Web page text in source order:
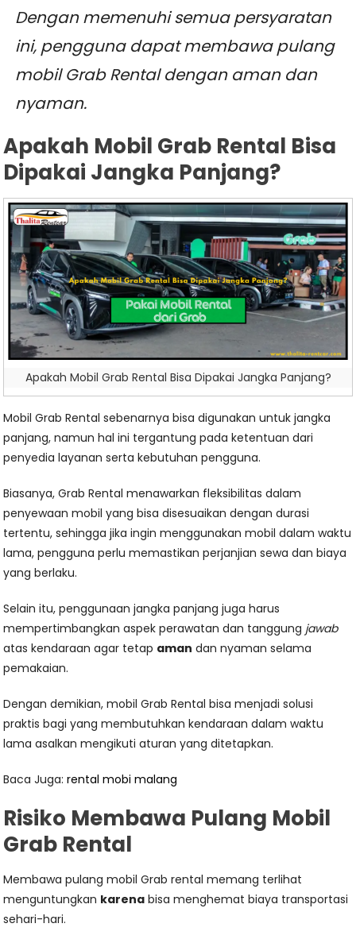
Dengan memenuhi semua persyaratan
ini, pengguna dapat membawa pulang
mobil Grab Rental dengan aman dan
nyaman.
Apakah Mobil Grab Rental Bisa
Dipakai Jangka Panjang?
Apakah Mobil Grab Rental Bisa Dipakai Jangka Panjang?
Mobil Grab Rental sebenarnya bisa digunakan untuk jangka
panjang, namun hal ini tergantung pada ketentuan dari
penyedia layanan serta kebutuhan pengguna.
Biasanya, Grab Rental menawarkan fleksibilitas dalam
penyewaan mobil yang bisa disesuaikan dengan durasi
tertentu, sehingga jika ingin menggunakan mobil dalam waktu
lama, pengguna perlu memastikan perjanjian sewa dan biaya
yang berlaku.
Selain itu, penggunaan jangka panjang juga harus
mempertimbangkan aspek perawatan dan tanggung jawab
atas kendaraan agar tetap aman dan nyaman selama
pemakaian.
Dengan demikian, mobil Grab Rental bisa menjadi solusi
praktis bagi yang membutuhkan kendaraan dalam waktu
lama asalkan mengikuti aturan yang ditetapkan.
Baca Juga:rental mobi malang
Risiko Membawa Pulang Mobil
Grab Rental
Membawa pulang mobil Grab rental memang terlihat
menguntungkan karena bisa menghemat biaya transportasi
sehari-hari.